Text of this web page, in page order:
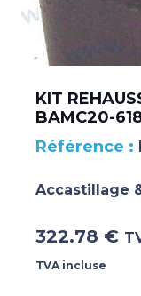
KIT
BAMC20-
Accastillage
322.78 €
TVA incluse